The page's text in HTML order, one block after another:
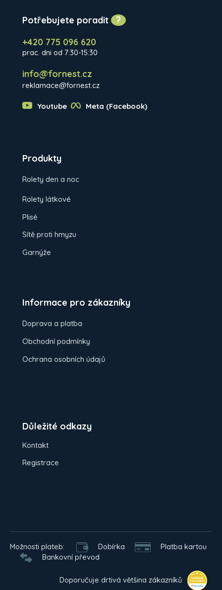
Potřebujete poradit ?
+420 775 096 620
prac. dni od 7:30-15:30
info@fornest.cz
reklamace@fornest.cz
Youtube Meta (Facebook)
Produkty
Rolety den a noc
Rolety látkové
Plisé
Sítě proti hmyzu
Garnýže
Informace pro zákazníky
Doprava a platba
Obchodní podmínky
Ochrana osobních údajů
Důležité odkazy
Kontakt
Registrace
Možnosti plateb: Dobírka
Platba kartou
Bankovní převod
Doporučuje drtivá většina zákazníků